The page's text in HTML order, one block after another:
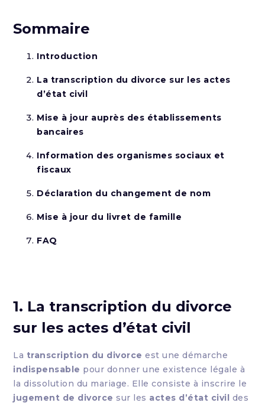
Sommaire
Introduction
La transcription du divorce sur les actes
d’état civil
Mise à jour auprès des établissements
bancaires
Information des organismes sociaux et
fiscaux
Déclaration du changement de nom
Mise à jour du livret de famille
FAQ
1. La transcription du divorce
sur les actes d’état civil
La transcription du divorce est une démarche
indispensable pour donner une existence légale à
la dissolution du mariage. Elle consiste à inscrire le
jugement de divorce sur les actes d’état civil des